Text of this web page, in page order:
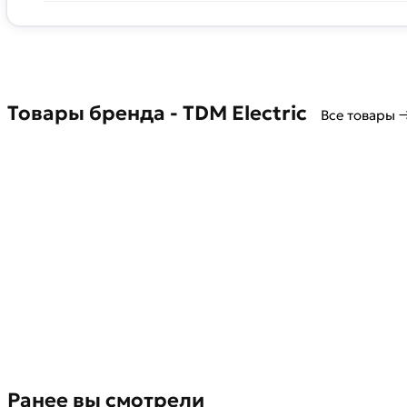
Товары бренда - TDM Electric Все товары
Ранее вы смотрели